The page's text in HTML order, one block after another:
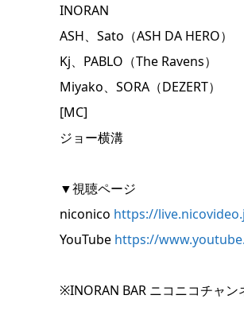
INORAN
ASH、Sato（ASH DA HERO）
Kj、PABLO（The Ravens）
Miyako、SORA（DEZERT）
[MC]
ジョー横溝
▼視聴ページ
niconico https://
YouTube https://
※INORAN BAR ニコニコチャン